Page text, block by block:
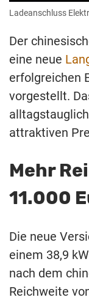
Ladeanschluss
Der
eine neue
erfolgreichen
vorgestellt.
attraktiven
Mehr
11.000
Die neue
einem 38,9
nach dem
Reichweite